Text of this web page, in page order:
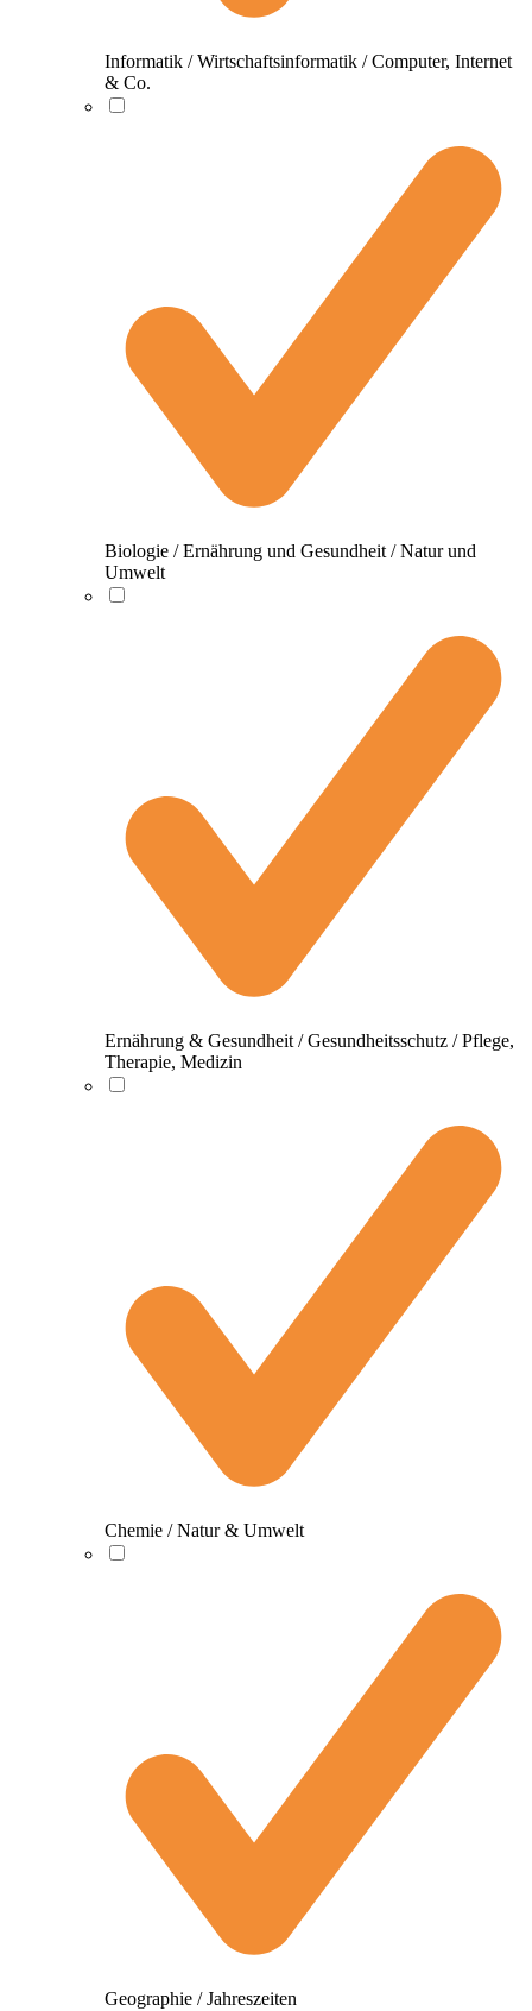
Informatik / Wirtschaftsinformatik / Computer, Internet
& Co.
Biologie / Ernährung und Gesundheit / Natur und
Umwelt
Ernährung & Gesundheit / Gesundheitsschutz / Pflege,
Therapie, Medizin
Chemie / Natur & Umwelt
Geographie / Jahreszeiten